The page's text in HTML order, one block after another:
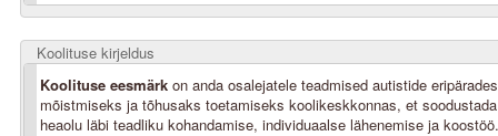
Koolituse kirjeldus
Koolituse eesmärk on anda osalejatele teadmised autistide
mõistmiseks ja tõhusaks toetamiseks koolikeskkonnas, et
heaolu läbi teadliku kohandamise, individuaalse lähenemise ja koostöö.